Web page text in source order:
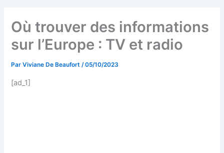
Où trouver des informations
sur l’Europe : TV et radio
ParViviane De Beaufort/05/10/2023
[ad_1]